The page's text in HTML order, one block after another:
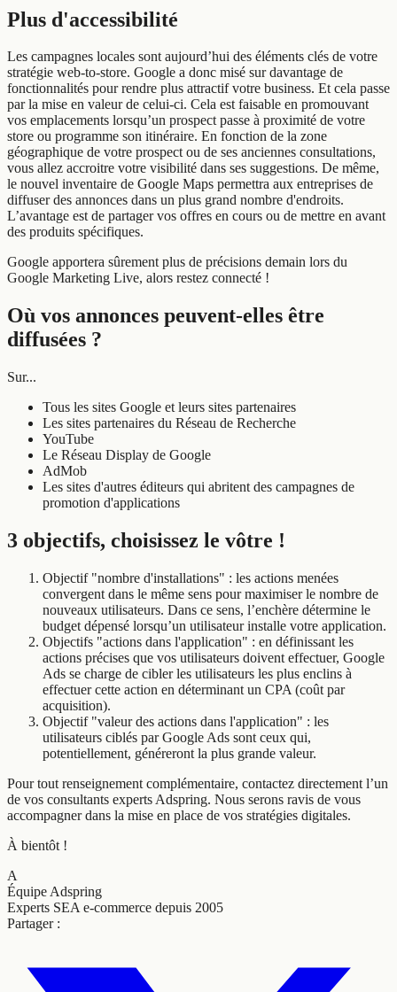
Plus d'accessibilité
Les campagnes locales sont aujourd’hui des éléments clés de votre
stratégie web-to-store. Google a donc misé sur davantage de
fonctionnalités pour rendre plus attractif votre business. Et cela passe
par la mise en valeur de celui-ci. Cela est faisable en promouvant
vos emplacements lorsqu’un prospect passe à proximité de votre
store ou programme son itinéraire. En fonction de la zone
géographique de votre prospect ou de ses anciennes consultations,
vous allez accroitre votre visibilité dans ses suggestions. De même,
le nouvel inventaire de Google Maps permettra aux entreprises de
diffuser des annonces dans un plus grand nombre d'endroits.
L’avantage est de partager vos offres en cours ou de mettre en avant
des produits spécifiques.
Google apportera sûrement plus de précisions demain lors du
Google Marketing Live, alors restez connecté !
Où vos annonces peuvent-elles être
diffusées ?
Sur...
Tous les sites Google et leurs sites partenaires
Les sites partenaires du Réseau de Recherche
YouTube
Le Réseau Display de Google
AdMob
Les sites d'autres éditeurs qui abritent des campagnes de
promotion d'applications
3 objectifs, choisissez le vôtre !
Objectif "nombre d'installations" : les actions menées
convergent dans le même sens pour maximiser le nombre de
nouveaux utilisateurs. Dans ce sens, l’enchère détermine le
budget dépensé lorsqu’un utilisateur installe votre application.
Objectifs "actions dans l'application" : en définissant les
actions précises que vos utilisateurs doivent effectuer, Google
Ads se charge de cibler les utilisateurs les plus enclins à
effectuer cette action en déterminant un CPA (coût par
acquisition).
Objectif "valeur des actions dans l'application" : les
utilisateurs ciblés par Google Ads sont ceux qui,
potentiellement, généreront la plus grande valeur.
Pour tout renseignement complémentaire, contactez directement l’un
de vos consultants experts Adspring. Nous serons ravis de vous
accompagner dans la mise en place de vos stratégies digitales.
À bientôt !
A
Équipe Adspring
Experts SEA e-commerce depuis 2005
Partager :